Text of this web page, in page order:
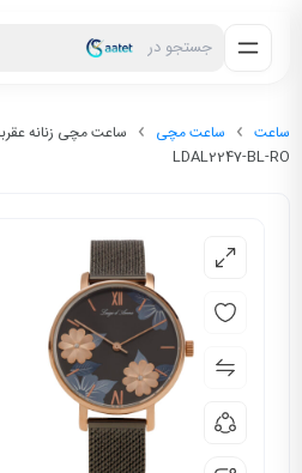
جستجو در
ساعت ساعت مچی
LDAL2247-BL-RO